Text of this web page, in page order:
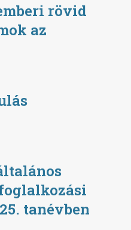
rövid
az
tanévben